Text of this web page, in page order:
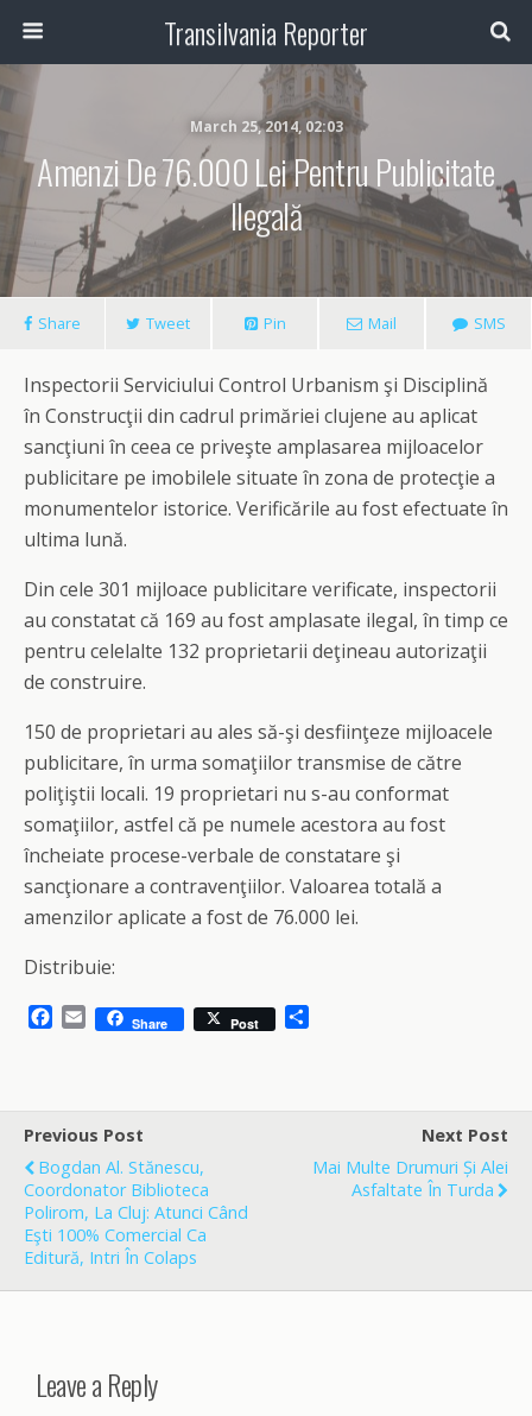
Transilvania Reporter
March 25, 2014, 02:03
Amenzi De 76.000 Lei Pentru Publicitate
Ilegală
Share Tweet Pin Mail SMS
Inspectorii Serviciului Control Urbanism şi Disciplină
în Construcţii din cadrul primăriei clujene au aplicat
sancţiuni în ceea ce priveşte amplasarea mijloacelor
publicitare pe imobilele situate în zona de protecţie a
monumentelor istorice. Verificările au fost efectuate în
ultima lună.
Din cele 301 mijloace publicitare verificate, inspectorii
au constatat că 169 au fost amplasate ilegal, în timp ce
pentru celelalte 132 proprietarii deţineau autorizaţii
de construire.
150 de proprietari au ales să-şi desfiinţeze mijloacele
publicitare, în urma somaţiilor transmise de către
poliţiştii locali. 19 proprietari nu s-au conformat
somaţiilor, astfel că pe numele acestora au fost
încheiate procese-verbale de constatare şi
sancţionare a contravenţiilor. Valoarea totală a
amenzilor aplicate a fost de 76.000 lei.
Distribuie:
b
o
o
k
E
l
Share Post
e
Previous Post
Bogdan Al. Stănescu,
Coordonator Biblioteca
Polirom, La Cluj: Atunci Când
Eşti 100% Comercial Ca
Editură, Intri În Colaps
Next Post
Mai Multe Drumuri Și Alei
Asfaltate În Turda
Leave a Reply